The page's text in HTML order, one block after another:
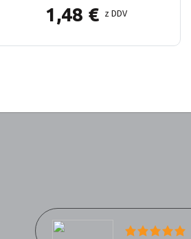
1,48 € z DDV